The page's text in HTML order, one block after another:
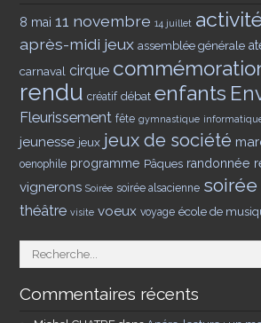
8 mai 11 novembre 14 juillet
après-midi jeux assemblée générale
carnaval cirque
rendu créatif débat enfants
Fleurissement fête gymnastique
jeunesse jeux jeux de société
oenophile programme Pâques randonnée
vignerons Soirée soirée alsacienne
théâtre visite voeux voyage école de
Commentaires récents